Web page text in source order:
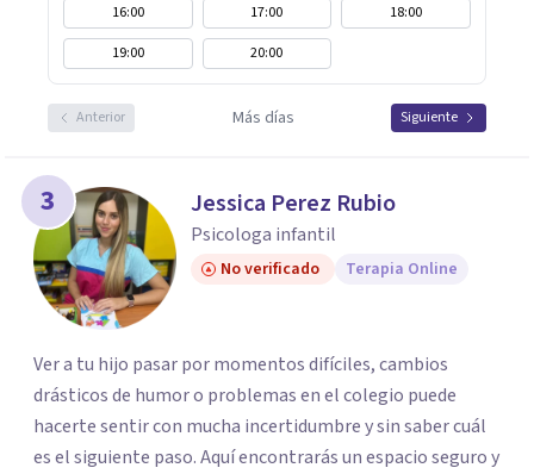
16:00 17:00
18:00
19:00
20:00
Anterior Más días Siguiente
3 Jessica Perez Rubio
Psicologa infantil
No verificado Terapia Online
Ver a tu hijo pasar por momentos difíciles, cambios
drásticos de humor o problemas en el colegio puede
hacerte sentir con mucha incertidumbre y sin saber cuál
es el siguiente paso. Aquí encontrarás un espacio seguro y